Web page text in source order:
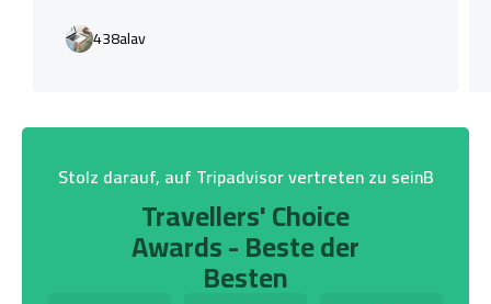
438alav
Stolz darauf, auf Tripadvisor vertreten zu seinB
Travellers' Choice
Awards - Beste der
Besten